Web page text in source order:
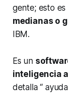
gente; esto es
medianas o
IBM.
Es un
inteligencia
detalla “